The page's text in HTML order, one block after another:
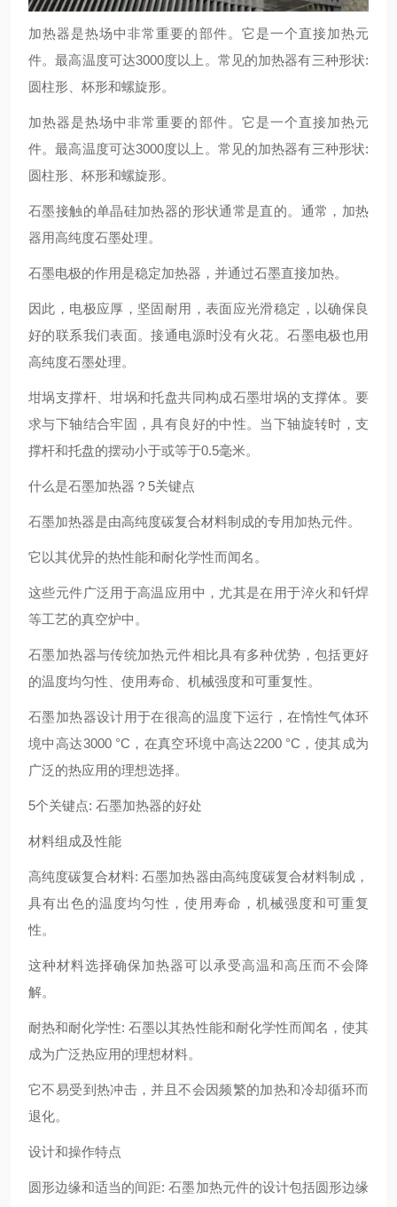
加热器是热场中非常重要的部件。它是一个直接加热元
件。最高温度可达3000度以上。常见的加热器有三种形状:
圆柱形、杯形和螺旋形。
加热器是热场中非常重要的部件。它是一个直接加热元
件。最高温度可达3000度以上。常见的加热器有三种形状:
圆柱形、杯形和螺旋形。
石墨接触的单晶硅加热器的形状通常是直的。通常，加热
器用高纯度石墨处理。
石墨电极的作用是稳定加热器，并通过石墨直接加热。
因此，电极应厚，坚固耐用，表面应光滑稳定，以确保良
好的联系我们表面。接通电源时没有火花。石墨电极也用
高纯度石墨处理。
坩埚支撑杆、坩埚和托盘共同构成石墨坩埚的支撑体。要
求与下轴结合牢固，具有良好的中性。当下轴旋转时，支
撑杆和托盘的摆动小于或等于0.5毫米。
什么是石墨加热器？5关键点
石墨加热器是由高纯度碳复合材料制成的专用加热元件。
它以其优异的热性能和耐化学性而闻名。
这些元件广泛用于高温应用中，尤其是在用于淬火和钎焊
等工艺的真空炉中。
石墨加热器与传统加热元件相比具有多种优势，包括更好
的温度均匀性、使用寿命、机械强度和可重复性。
石墨加热器设计用于在很高的温度下运行，在惰性气体环
境中高达3000 °C，在真空环境中高达2200 °C，使其成为
广泛的热应用的理想选择。
5个关键点: 石墨加热器的好处
材料组成及性能
高纯度碳复合材料: 石墨加热器由高纯度碳复合材料制成，
具有出色的温度均匀性，使用寿命，机械强度和可重复
性。
这种材料选择确保加热器可以承受高温和高压而不会降
解。
耐热和耐化学性: 石墨以其热性能和耐化学性而闻名，使其
成为广泛热应用的理想材料。
它不易受到热冲击，并且不会因频繁的加热和冷却循环而
退化。
设计和操作特点
圆形边缘和适当的间距: 石墨加热元件的设计包括圆形边缘